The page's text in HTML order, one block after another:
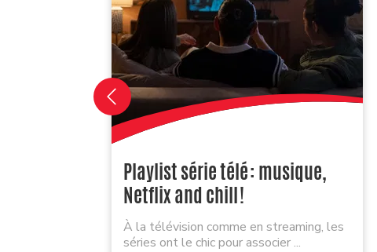
Playlist série télé : musique,
Netflix and chill !
À la télévision comme en streaming, les
séries ont le chic pour associer ...